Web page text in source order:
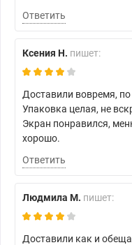
Ответить
Ксения Н. пишет:
Доставили вовремя,
Упаковка целая, не
Экран понравился,
хорошо.
Ответить
Людмила М. пишет:
Доставили как и